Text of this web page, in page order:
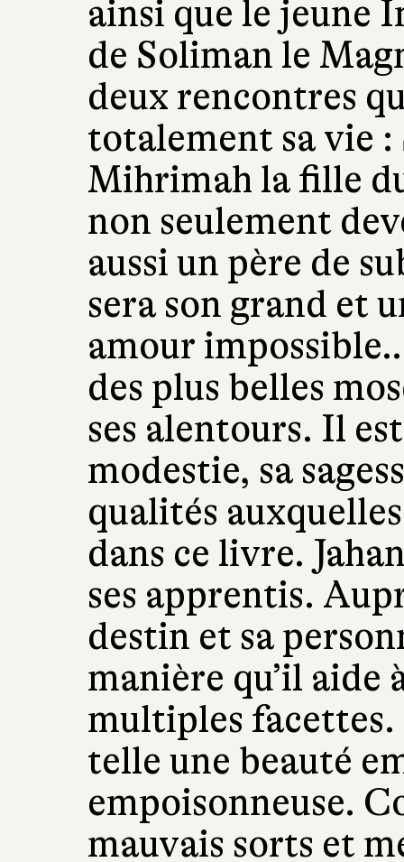
ainsi que le jeune
de Soliman le
deux rencontres
totalement sa vie :
Mihrimah la fille
non seulement
aussi un père de
sera son grand et
amour
des plus belles
ses alentours. Il
modestie, sa
qualités
dans ce livre.
ses apprentis.
destin et sa
manière qu’il
multiples
telle une beauté
empoisonneuse.
mauvais sorts et